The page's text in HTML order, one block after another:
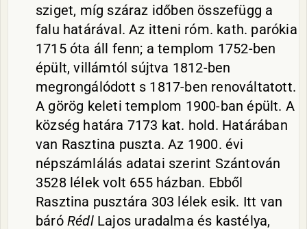
sziget, míg száraz időben összefügg a
falu határával. Az itteni róm. kath. parókia
1715 óta áll fenn; a templom 1752-ben
épült, villámtól sújtva 1812-ben
megrongálódott s 1817-ben renováltatott.
A görög keleti templom 1900-ban épült. A
község határa 7173 kat. hold. Határában
van Rasztina puszta. Az 1900. évi
népszámlálás adatai szerint Szántován
3528 lélek volt 655 házban. Ebből
Rasztina pusztára 303 lélek esik. Itt van
báró RédlLajos uradalma és kastélya,